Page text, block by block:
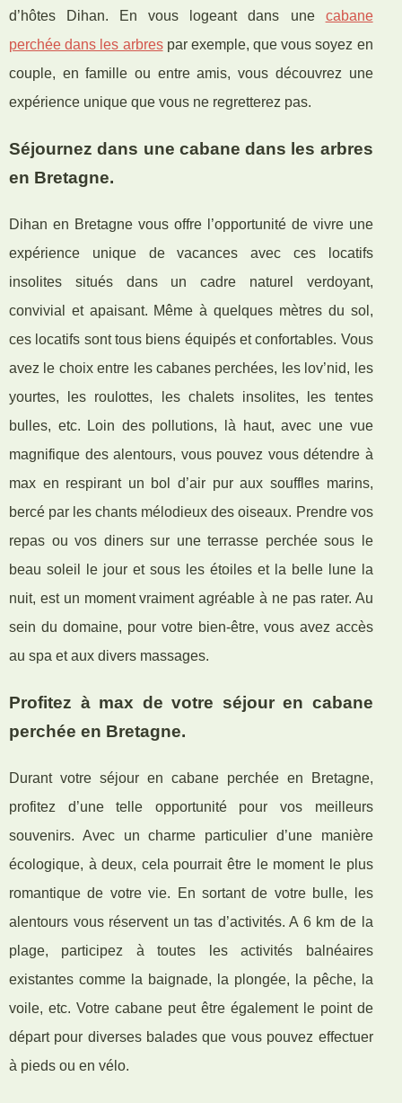
d’hôtes Dihan. En vous logeant dans une cabane
perchée dans les arbrespar exemple, que vous soyez en
couple, en famille ou entre amis, vous découvrez une
expérience unique que vous ne regretterez pas.
Séjournez dans une cabane dans les arbres
en Bretagne.
Dihan en Bretagne vous offre l’opportunité de vivre une
expérience unique de vacances avec ces locatifs
insolites situés dans un cadre naturel verdoyant,
convivial et apaisant. Même à quelques mètres du sol,
ces locatifs sont tous biens équipés et confortables. Vous
avez le choix entre les cabanes perchées, les lov’nid, les
yourtes, les roulottes, les chalets insolites, les tentes
bulles, etc. Loin des pollutions, là haut, avec une vue
magnifique des alentours, vous pouvez vous détendre à
max en respirant un bol d’air pur aux souffles marins,
bercé par les chants mélodieux des oiseaux. Prendre vos
repas ou vos diners sur une terrasse perchée sous le
beau soleil le jour et sous les étoiles et la belle lune la
nuit, est un moment vraiment agréable à ne pas rater. Au
sein du domaine, pour votre bien-être, vous avez accès
au spa et aux divers massages.
Profitez à max de votre séjour en cabane
perchée en Bretagne.
Durant votre séjour en cabane perchée en Bretagne,
profitez d’une telle opportunité pour vos meilleurs
souvenirs. Avec un charme particulier d’une manière
écologique, à deux, cela pourrait être le moment le plus
romantique de votre vie. En sortant de votre bulle, les
alentours vous réservent un tas d’activités. A 6 km de la
plage, participez à toutes les activités balnéaires
existantes comme la baignade, la plongée, la pêche, la
voile, etc. Votre cabane peut être également le point de
départ pour diverses balades que vous pouvez effectuer
à pieds ou en vélo.